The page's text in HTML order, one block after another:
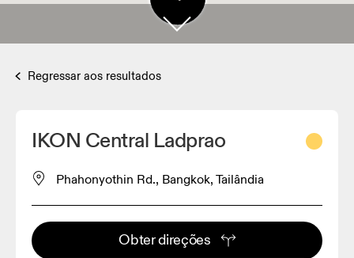
Regressar aos resultados
IKON Central Ladprao
Phahonyothin Rd., Bangkok, Tailândia
Obter direções